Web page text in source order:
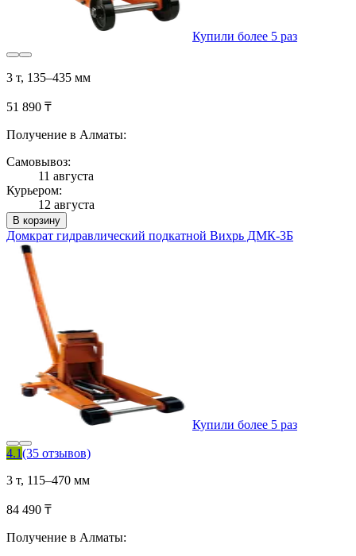
Купили более 5 раз
3 т, 135–435 мм
51 890 ₸
Получение в Алматы:
Самовывоз:
11 августа
Курьером:
12 августа
В корзину
Домкрат гидравлический подкатной Вихрь ДМК-3Б
Купили более 5 раз
4.1(35 отзывов)
3 т, 115–470 мм
84 490 ₸
Получение в Алматы: